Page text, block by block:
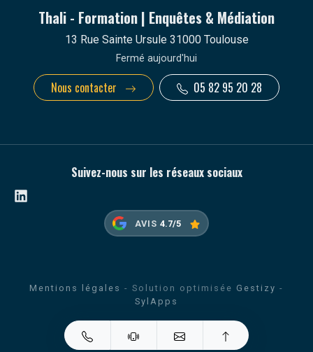
Thali - Formation | Enquêtes & Médiation
13 Rue Sainte Ursule 31000 Toulouse
Fermé aujourd'hui
Nous contacter 05 82 95 20 28
Suivez-nous sur les réseaux sociaux
AVIS 4.7/5
Mentions légales - Solution optimisée Gestizy -
SylApps